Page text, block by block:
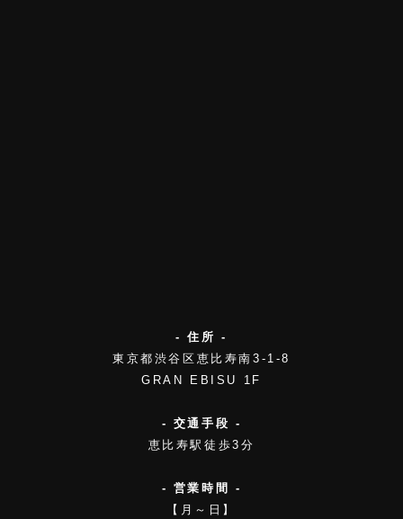
- 住所 -
東京都渋谷区恵比寿南3-1-8
GRAN EBISU 1F
- 交通手段 -
恵比寿駅徒歩3分
- 営業時間 -
【月～日】